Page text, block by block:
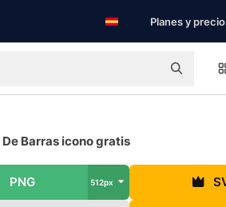
Planes y
Barras icono gratis
PNG 512px